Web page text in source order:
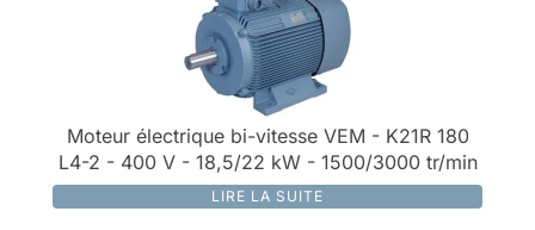
Moteur électrique bi-vitesse VEM - K21R 180
L4-2 - 400 V - 18,5/22 kW - 1500/3000 tr/min
LIRE LA SUITE